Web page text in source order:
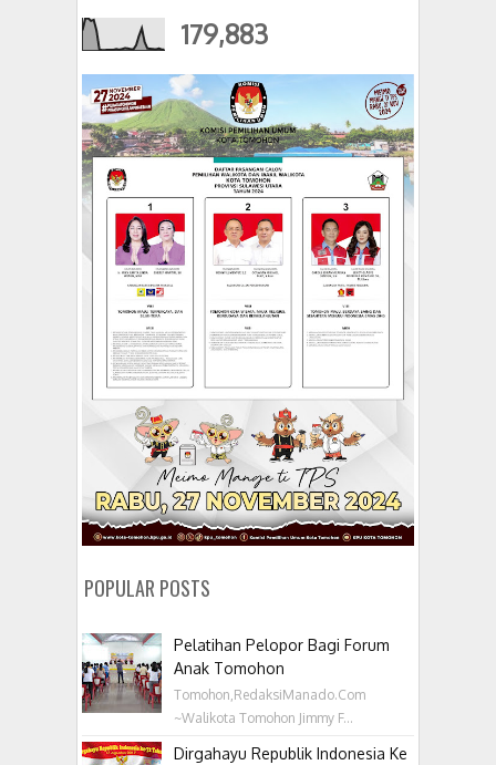
179,883
POPULAR POSTS
Pelatihan Pelopor Bagi Forum
Anak Tomohon
Tomohon,RedaksiManado.Com
~Walikota Tomohon Jimmy F...
Dirgahayu Republik Indonesia Ke